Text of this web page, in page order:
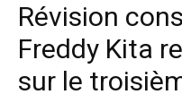
Révision
Freddy Kita
sur le